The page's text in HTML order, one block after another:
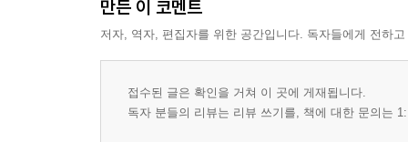
만든 이 코멘트
저자, 역자, 편집자를 위한 공간입니다. 독자들에게 전하
접수된 글은 확인을 거쳐 이 곳에 게재됩니다.
독자 분들의 리뷰는 리뷰 쓰기를, 책에 대한 문의는